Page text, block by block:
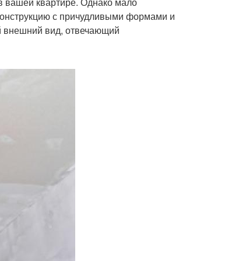
с причудливыми формами и
внешний вид, отвечающий